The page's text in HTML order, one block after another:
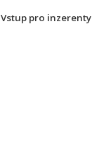
Vstup pro inzerenty